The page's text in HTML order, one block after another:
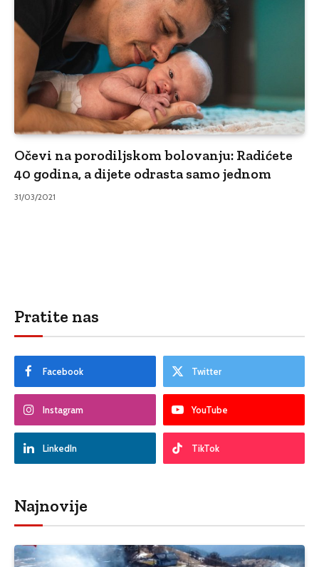
Očevi na porodiljskom bolovanju: Radićete
40 godina, a dijete odrasta samo jednom
31/03/2021
Pratite nas
Facebook Twitter
Instagram YouTube
LinkedIn TikTok
Najnovije